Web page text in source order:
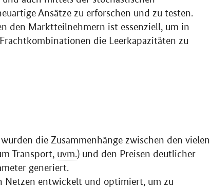
Ansätze zu erforschen und zu testen.
den Marktteilnehmern ist essenziell, um in
die Leerkapazitäten zu
wurden die Zusammenhänge zwischen den vielen
Transport, uvm.) und den Preisen deutlicher
generiert.
Netzen entwickelt und optimiert, um zu